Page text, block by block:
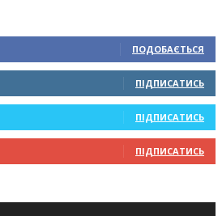
ПОДОБАЄТЬСЯ
ПІДПИСАТИСЬ
ПІДПИСАТИСЬ
ПІДПИСАТИСЬ